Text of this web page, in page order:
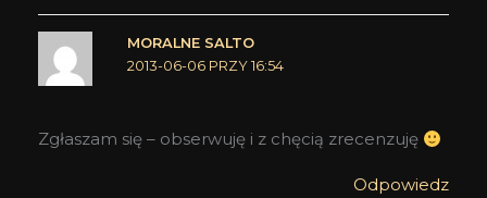
MORALNE SALTO
2013-06-06 PRZY 16:54
Zgłaszam się – obserwuję i z chęcią zrecenzuję
Odpowiedz